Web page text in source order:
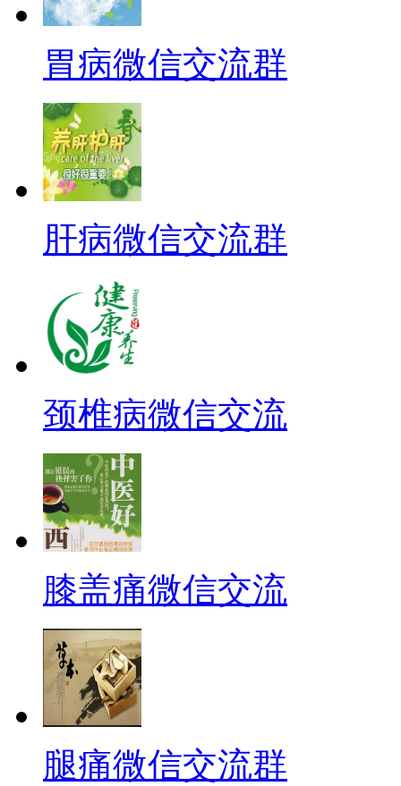
胃病微信交流群
肝病微信交流群
颈椎病微信交流
膝盖痛微信交流
腿痛微信交流群